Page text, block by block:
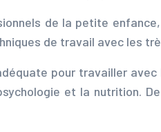
de la petite
de travail avec les
pour travailler
et la nutrition.